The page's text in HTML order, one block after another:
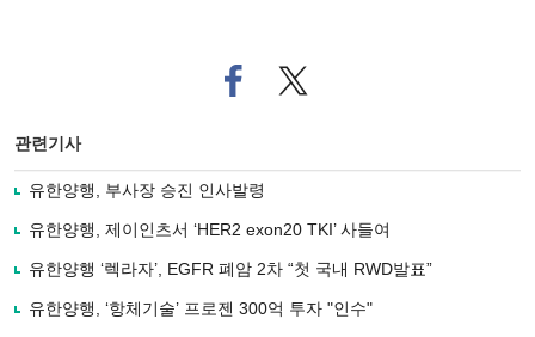
페
이
로
기
사
유
기
트위
터로
관련기사
유한양행, 부사장 승진 인사발령
유한양행, 제이인츠서 ‘HER2 exon20 TKI’ 사들여
유한양행 ‘렉라자’, EGFR 폐암 2차 “첫 국내 RWD발표”
유한양행, ‘항체기술’ 프로젠 300억 투자 "인수"